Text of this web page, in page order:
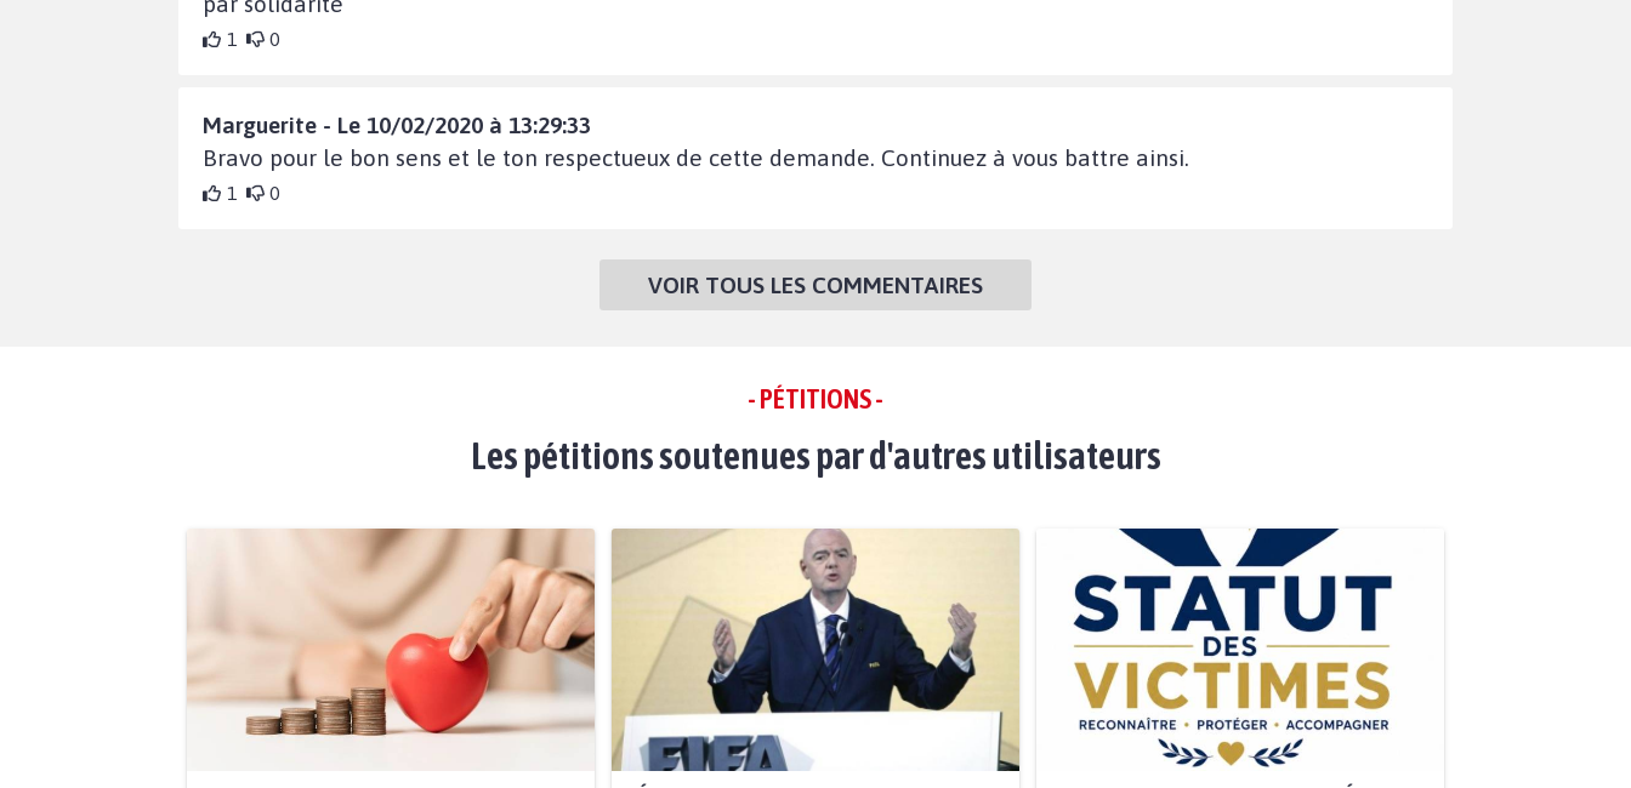
1 0
Marguerite - Le 10/02/2020 à 13:29:33
Bravo pour le bon sens et le ton respectueux de cette demande. Continuez à vous battre ainsi.
1 0
VOIR TOUS LES COMMENTAIRES
- PÉTITIONS -
Les pétitions soutenues par d'autres utilisateurs